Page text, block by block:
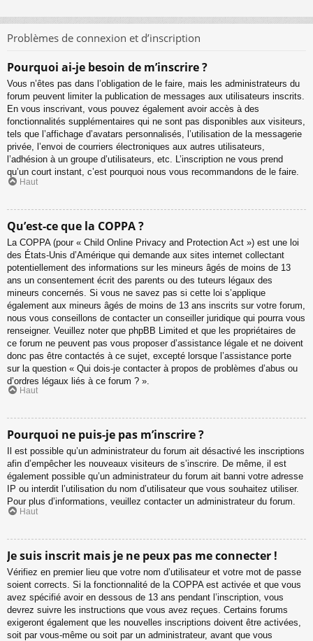
Problèmes de connexion et d’inscription
Pourquoi ai-je besoin de m’inscrire ?
Vous n’êtes pas dans l’obligation de le faire, mais les administrateurs du
forum peuvent limiter la publication de messages aux utilisateurs inscrits.
En vous inscrivant, vous pouvez également avoir accès à des
fonctionnalités supplémentaires qui ne sont pas disponibles aux visiteurs,
tels que l’affichage d’avatars personnalisés, l’utilisation de la messagerie
privée, l’envoi de courriers électroniques aux autres utilisateurs,
l’adhésion à un groupe d’utilisateurs, etc. L’inscription ne vous prend
qu’un court instant, c’est pourquoi nous vous recommandons de le faire.
Haut
Qu’est-ce que la COPPA ?
La COPPA (pour « Child Online Privacy and Protection Act ») est une loi
des États-Unis d’Amérique qui demande aux sites internet collectant
potentiellement des informations sur les mineurs âgés de moins de 13
ans un consentement écrit des parents ou des tuteurs légaux des
mineurs concernés. Si vous ne savez pas si cette loi s’applique
également aux mineurs âgés de moins de 13 ans inscrits sur votre forum,
nous vous conseillons de contacter un conseiller juridique qui pourra vous
renseigner. Veuillez noter que phpBB Limited et que les propriétaires de
ce forum ne peuvent pas vous proposer d’assistance légale et ne doivent
donc pas être contactés à ce sujet, excepté lorsque l’assistance porte
sur la question « Qui dois-je contacter à propos de problèmes d’abus ou
d’ordres légaux liés à ce forum ? ».
Haut
Pourquoi ne puis-je pas m’inscrire ?
Il est possible qu’un administrateur du forum ait désactivé les inscriptions
afin d’empêcher les nouveaux visiteurs de s’inscrire. De même, il est
également possible qu’un administrateur du forum ait banni votre adresse
IP ou interdit l’utilisation du nom d’utilisateur que vous souhaitez utiliser.
Pour plus d’informations, veuillez contacter un administrateur du forum.
Haut
Je suis inscrit mais je ne peux pas me connecter !
Vérifiez en premier lieu que votre nom d’utilisateur et votre mot de passe
soient corrects. Si la fonctionnalité de la COPPA est activée et que vous
avez spécifié avoir en dessous de 13 ans pendant l’inscription, vous
devrez suivre les instructions que vous avez reçues. Certains forums
exigeront également que les nouvelles inscriptions doivent être activées,
soit par vous-même ou soit par un administrateur, avant que vous